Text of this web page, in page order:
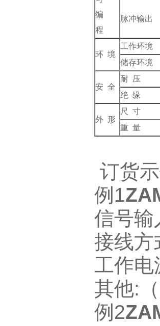
编
程
脉冲输出
环 境
工作环境
储存环境
安 全
耐 压
绝 缘
外 形
尺 寸
重 量
订货
例1
信号输
接线方
工作电
其他:
例2